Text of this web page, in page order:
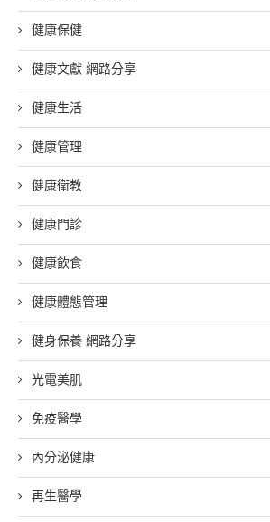
健康保健
健康文獻 網路分享
健康生活
健康管理
健康衛教
健康門診
健康飲食
健康體態管理
健身保養 網路分享
光電美肌
免疫醫學
內分泌健康
再生醫學